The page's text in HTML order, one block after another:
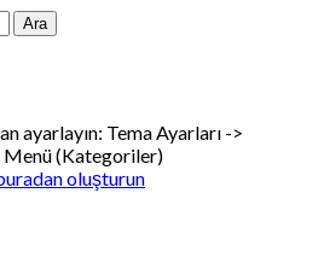
Ara
ayarlayın: Tema Ayarları ->
(Kategoriler)
oluşturun